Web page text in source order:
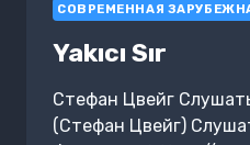
СОВРЕМЕННАЯ
Yakıcı Sır
Стефан Цвейг Слушать
(Стефан Цвейг)